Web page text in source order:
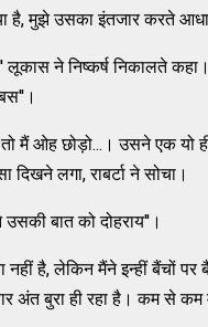
है, मुझे उसका इंतजार करते
लूकास ने निष्कर्ष निकालते
तो मैं ओह छोड़ो...। उसने एक यो
लगा, राबर्टा ने सोचा।
बात को दोहराय''।
है, लेकिन मैंने इन्हीं बैंचों पर
अंत बुरा ही रहा है। कम से कम